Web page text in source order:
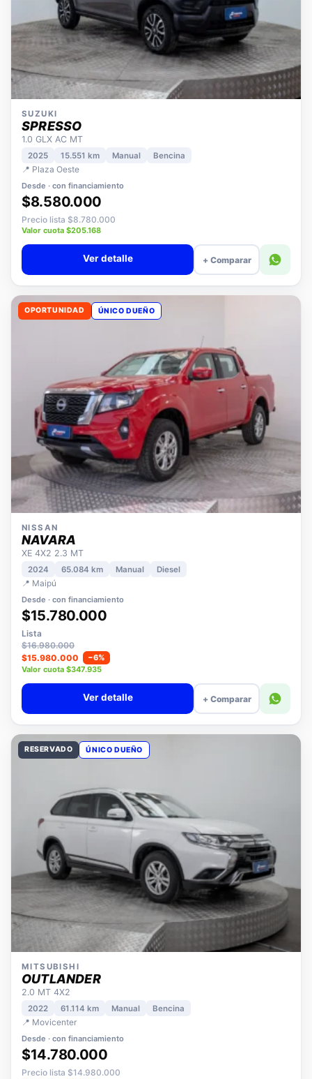
SUZUKI
SPRESSO
1.0 GLX AC MT
2025 15.551 km
📍 Plaza Oeste
Desde · con financiamiento
$8.580.000
Precio lista $8.780.000
Valor cuota $205.168
+ Comparar
OPORTUNIDAD
NISSAN
NAVARA
XE 4X2 2.3 MT
2024
📍 Maipú
Desde · con financiamiento
$15.780.000
Lista
$16.980.000
$15.980.000
−6%
Valor cuota $347.935
+ Comparar
RESERVADO
MITSUBISHI
OUTLANDER
2.0 MT 4X2
2022 61.114 km
📍 Movicenter
Desde · con financiamiento
$14.780.000